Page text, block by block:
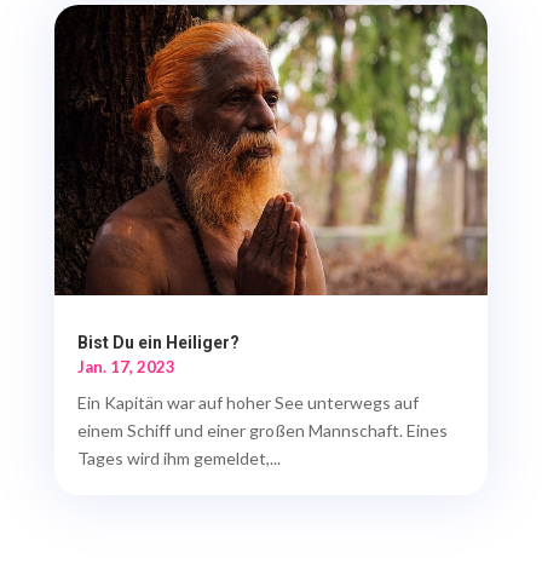
Bist Du ein Heiliger?
Jan. 17, 2023
Ein Kapitän war auf hoher See unterwegs auf
einem Schiff und einer großen Mannschaft. Eines
Tages wird ihm gemeldet,...